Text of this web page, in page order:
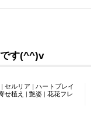
です(^^)v
| セルリア | ハートブレイ
せ植え | 艶姿 | 花花フレ